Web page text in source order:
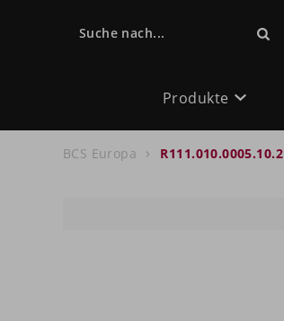
Suche nach...
Produkte
BCS Europa R111.010.0005.10.2